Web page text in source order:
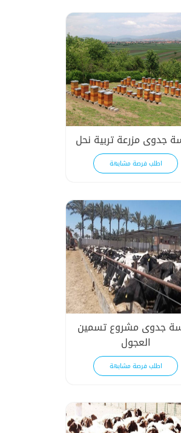
جدوى مزرعة تربية نحل
اطلب فرصة مشابهة
جدوى مشروع تسمين
العجول
اطلب فرصة مشابهة